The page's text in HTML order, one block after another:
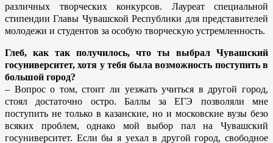
различных творческих конкурсов. Лауреат специальной
стипендии Главы Чувашской Республики для представителей
молодежи и студентов за особую творческую устремленность.
Глеб, как так получилось, что ты выбрал Чувашский
госуниверситет, хотя у тебя была возможность поступить в
большой город?
– Вопрос о том, стоит ли уезжать учиться в другой город,
стоял достаточно остро. Баллы за ЕГЭ позволяли мне
поступить не только в казанские, но и московские вузы безо
всяких проблем, однако мой выбор пал на Чувашский
госуниверситет. Если бы я уехал в другой город, свободное